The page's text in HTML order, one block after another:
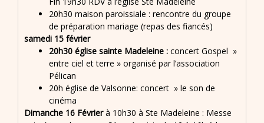
20h30 maison paroissiale : rencontre du groupe
de préparation mariage (repas des fiancés)
samedi 15 février
20h30 église sainte Madeleine : concert Gospel »
entre ciel et terre » organisé par l’association
Pélican
20h église de Valsonne: concert » le son de
cinéma
Dimanche 16 Févrierà 10h30 à Ste Madeleine : Messe